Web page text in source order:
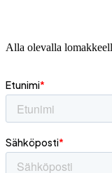
Alla olevalla